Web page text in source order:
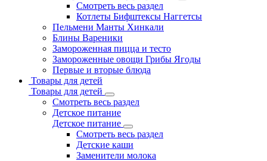
Смотреть весь раздел
Котлеты Бифштексы Наггетсы
Пельмени Манты Хинкали
Блины Вареники
Замороженная пицца и тесто
Замороженные овощи Грибы Ягоды
Первые и вторые блюда
Товары для детей
Товары для детей
Смотреть весь раздел
Детское питание
Детское питание
Смотреть весь раздел
Детские каши
Заменители молока